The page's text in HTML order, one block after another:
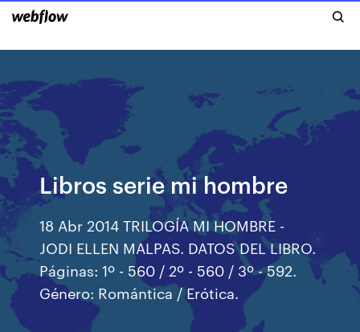
Libros serie mi hombre
18 Abr 2014 TRILOGÍA MI HOMBRE -
JODI ELLEN MALPAS. DATOS DEL LIBRO.
Páginas: 1º - 560 / 2º - 560 / 3º - 592.
Género: Romántica / Erótica.